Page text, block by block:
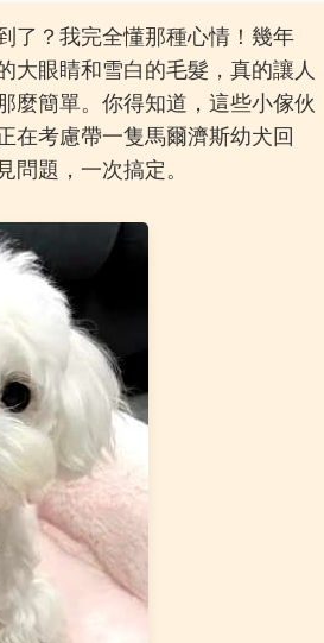
了？我完全懂那種心情！幾年
大眼睛和雪白的毛髮，真的讓人
麼簡單。你得知道，這些小傢伙
在考慮帶一隻馬爾濟斯幼犬回
題，一次搞定。